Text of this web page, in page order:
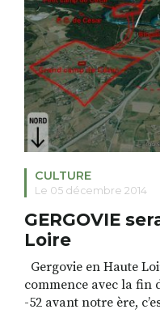
CULTURE
Le 05 décembre 2014
GERGOVIE
Loire
Gergovie en Haute
commence avec la fin
-52 avant notre ère,